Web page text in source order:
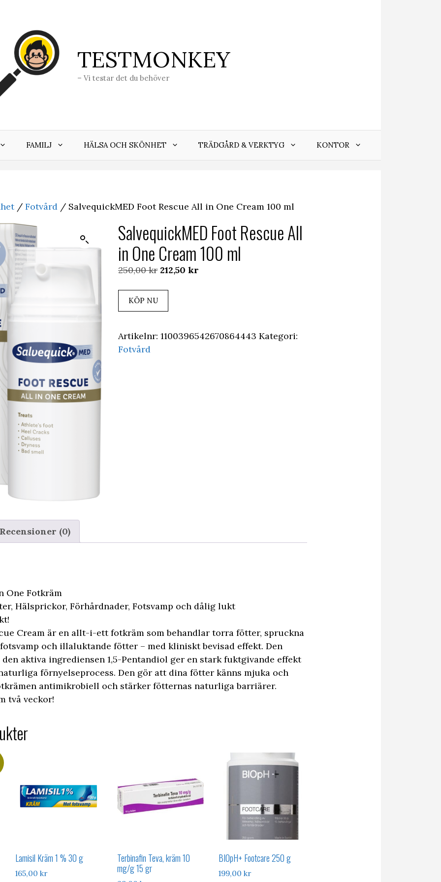
TESTMONKEY
– Vi testar det du behöver
FAMILJ HÄLSA OCH SKÖNHET TRÄDGÅRD & VERKTYG KONTOR
/ Fotvård / SalvequickMED Foot Rescue All in One Cream 100 ml
SalvequickMED Foot Rescue All
in One Cream 100 ml
250,00kr Det
var:
212,50 kr
KÖP NU
Artikelnr: 1100396542670864443 Kategori:
Fotvård
Recensioner (0)
One Fotkräm
Hälsprickor, Förhårdnader, Fotsvamp och dålig lukt
Cream är en allt-i-ett fotkräm som behandlar torra fötter, spruckna
och illaluktande fötter – med kliniskt bevisad effekt. Den
aktiva ingrediensen 1,5-Pentandiol ger en stark fuktgivande effekt
förnyelseprocess. Den gör att dina fötter känns mjuka och
antimikrobiell och stärker fötternas naturliga barriärer.
två veckor!
Lamisil Kräm 1 % 30 g
165,00 kr
Terbinafin Teva, kräm 10
mg/g 15 gr
BIOpH+ Footcare 250 g
199,00kr